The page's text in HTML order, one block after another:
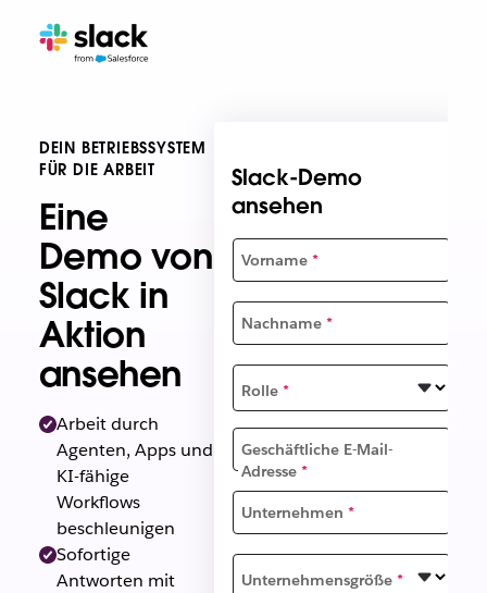
DEIN BETRIEBSSYSTEM
FÜR DIE ARBEIT
Eine
Demo von
Slack in
Aktion
ansehen
Arbeit durch
Agenten, Apps und
KI-fähige
Workflows
beschleunigen
Sofortige
Antworten mit
Slack-Demo
ansehen
Vorname*
Nachname*
Rolle*
Geschäftliche E-Mail-
Adresse*
Unternehmen *
Unternehmensgröße*